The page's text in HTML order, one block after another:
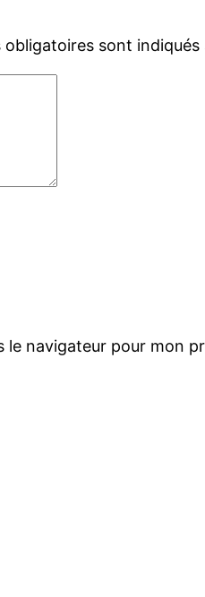
obligatoires sont indiqués
navigateur pour mon